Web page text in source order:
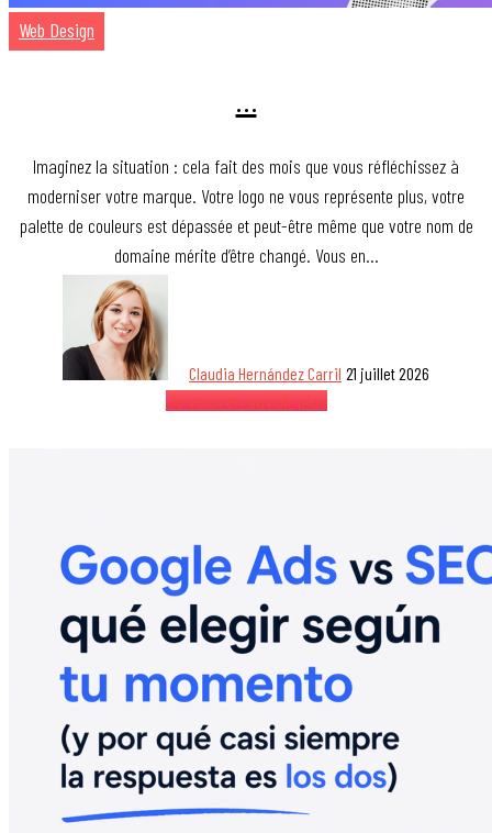
Web Design
…
Imaginez la situation : cela fait des mois que vous réfléchissez à
moderniser votre marque. Votre logo ne vous représente plus, votre
palette de couleurs est dépassée et peut-être même que votre nom de
domaine mérite d’être changé. Vous en…
Claudia Hernández Carril 21 juillet 2026
Je veux en savoir plus